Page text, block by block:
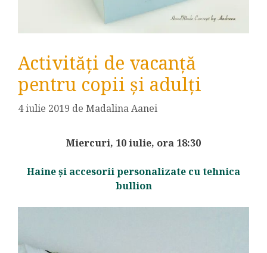
Activități de vacanță
pentru copii și adulți
4 iulie 2019 de Madalina Aanei
Miercuri, 10 iulie, ora 18:30
Haine și accesorii personalizate cu tehnica
bullion